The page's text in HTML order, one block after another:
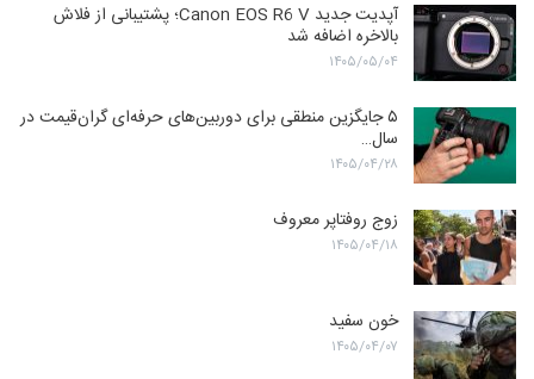
آپدیت جدید Canon EOS R6 V؛ پشتیبانی از فلاش
بالاخره اضافه شد
۱۴۰۵/۰۵/۰۴
۵ جایگزین منطقی برای دوربین‌های حرفه‌ای گران‌قیمت در
سال…
۱۴۰۵/۰۴/۲۸
زوج روفتاپر معروف
۱۴۰۵/۰۴/۱۸
خون سفید
۱۴۰۵/۰۴/۰۷